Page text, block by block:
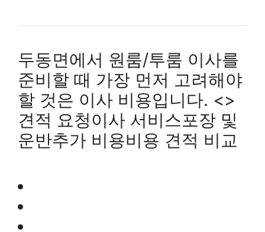
두동면에서 원룸/투룸 이사를
준비할 때 가장 먼저 고려해야
할 것은 이사 비용입니다. <>
견적 요청이사 서비스포장 및
운반추가 비용비용 견적 비교